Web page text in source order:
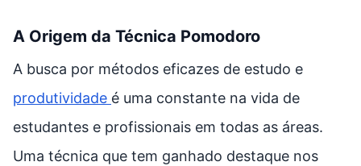
A Origem da Técnica Pomodoro
A busca por métodos eficazes de estudo e
produtividade é uma constante na vida de
estudantes e profissionais em todas as áreas.
Uma técnica que tem ganhado destaque nos